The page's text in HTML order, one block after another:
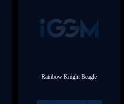
Rainbow Knight Beagle